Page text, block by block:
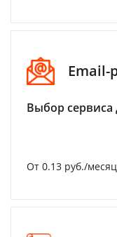
Email-
Выбор сервиса
От 0.13 руб./месяц